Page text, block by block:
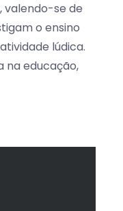
valendo-se de
o ensino
lúdica.
na educação,